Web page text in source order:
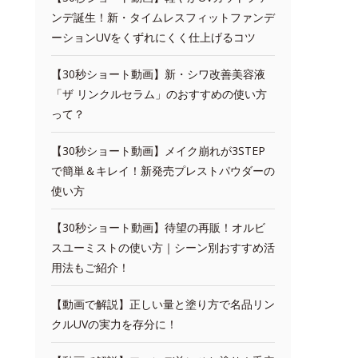
ンデ誕生！新・タイムレスフィットファンデ
ーションUVをくずれにくく仕上げるコツ
【30秒ショート動画】新・シワ改善美容液
「ザ リンクルセラム」のおすすめの使い方
って？
【30秒ショート動画】メイク崩れが3STEP
で簡単＆キレイ！新発売プレストパウダーの
使い方
【30秒ショート動画】待望の再販！オルビ
スユーミストの使い方｜シーン別おすすめ活
用法もご紹介！
【動画で解説】正しい量と塗り方で名品リン
クルUVの実力を存分に！